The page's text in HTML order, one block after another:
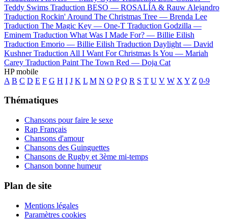
Teddy Swims Traduction BESO — ROSALÍA & Rauw Alejandro
Traduction Rockin' Around The Christmas Tree — Brenda Lee
Traduction The Magic Key — One-T Traduction Godzilla —
Eminem Traduction What Was I Made For? — Billie Eilish
Traduction Emorio — Billie Eilish Traduction Daylight — David
Kushner Traduction All I Want For Christmas Is You — Mariah
Carey Traduction Paint The Town Red — Doja Cat
HP mobile
A B C D E F G H I J K L M N O P Q R S T U V W X Y Z 0-9
Thématiques
Chansons pour faire le sexe
Rap Français
Chansons d'amour
Chansons des Guinguettes
Chansons de Rugby et 3ème mi-temps
Chanson bonne humeur
Plan de site
Mentions légales
Paramètres cookies